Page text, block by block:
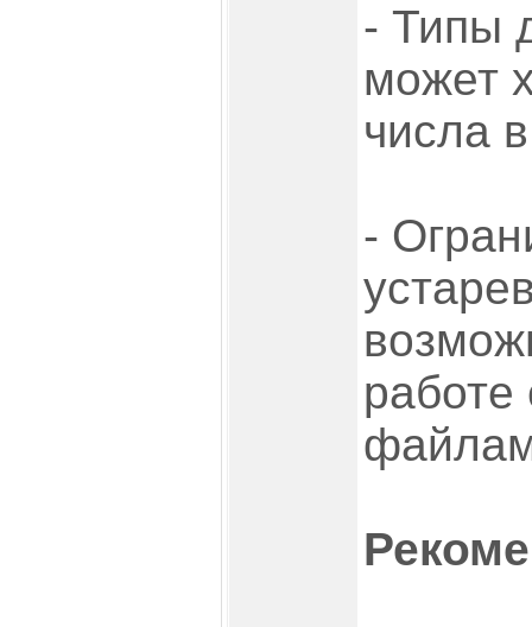
- Типы
может
числа
-